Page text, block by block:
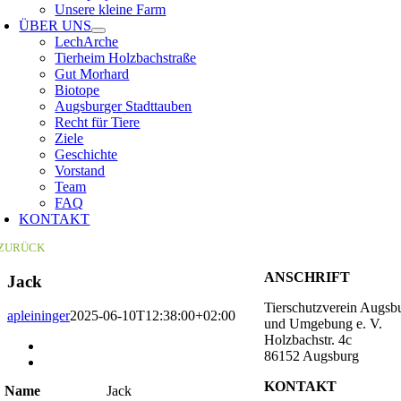
Unsere kleine Farm
ÜBER UNS
LechArche
Tierheim Holzbachstraße
Gut Morhard
Biotope
Augsburger Stadttauben
Recht für Tiere
Ziele
Geschichte
Vorstand
Team
FAQ
KONTAKT
Jack
apleininger2025-06-10T12:38:00+02:00
Name
Jack
ANSCHRIFT
Tierschutzverein
und Umgebung e. V.
Holzbachstr. 4c
86152 Augsburg
KONTAKT